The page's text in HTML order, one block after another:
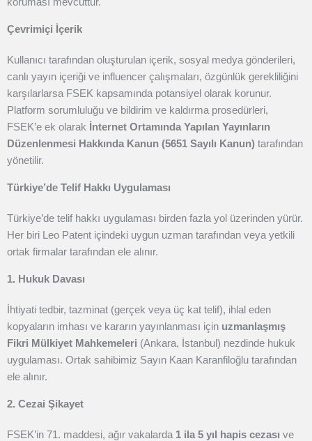
Çevrimiçi İçerik
Kullanıcı tarafından oluşturulan içerik, sosyal medya gönderileri,
canlı yayın içeriği ve influencer çalışmaları, özgünlük gerekliliğini
karşılarlarsa FSEK kapsamında potansiyel olarak korunur.
Platform sorumluluğu ve bildirim ve kaldırma prosedürleri,
FSEK’e ek olarak İnternet Ortamında Yapılan Yayınların
Düzenlenmesi Hakkında Kanun (5651 Sayılı Kanun) tarafından
yönetilir.
Türkiye’de Telif Hakkı Uygulaması
Türkiye’de telif hakkı uygulaması birden fazla yol üzerinden yürür.
Her biri Leo Patent içindeki uygun uzman tarafından veya yetkili
ortak firmalar tarafından ele alınır.
1. Hukuk Davası
İhtiyati tedbir, tazminat (gerçek veya üç kat telif), ihlal eden
kopyaların imhası ve kararın yayınlanması için uzmanlaşmış
Fikri Mülkiyet Mahkemeleri (Ankara, İstanbul) nezdinde hukuk
uygulaması. Ortak sahibimiz Sayın Kaan Karanfiloğlu tarafından
ele alınır.
2. Cezai Şikayet
FSEK’in 71. maddesi, ağır vakalarda 1 ila 5 yıl hapis cezası ve